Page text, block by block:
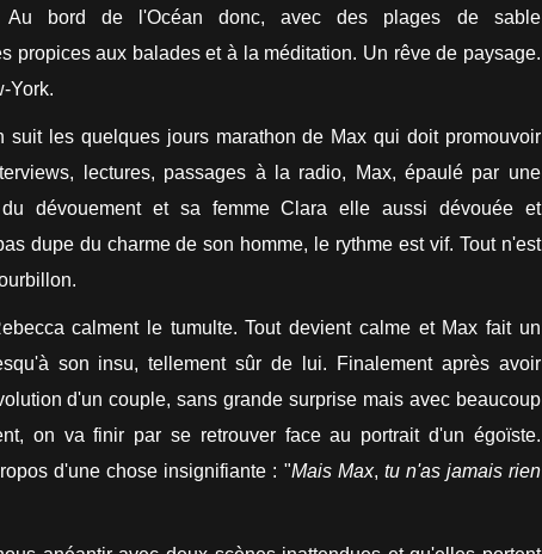
Au bord de l'Océan donc, avec des plages de sable
propices aux balades et à la méditation. Un rêve de paysage.
York.
suit les quelques jours marathon de Max qui doit promouvoir
lectures, passages à la radio, Max, épaulé par une
dévouement et sa femme Clara elle aussi dévouée et
dupe du charme de son homme, le rythme est vif. Tout n'est
calment le tumulte. Tout devient calme et Max fait un
son insu, tellement sûr de lui. Finalement après avoir
d'un couple, sans grande surprise mais avec beaucoup
on va finir par se retrouver face au portrait d'un égoïste.
d'une chose insignifiante : "Mais Max, tu n'as jamais rien